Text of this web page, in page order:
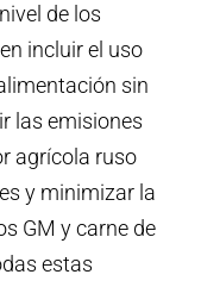
de los
incluir el uso
sin
las emisiones
agrícola ruso
y minimizar la
GM y carne de
estas